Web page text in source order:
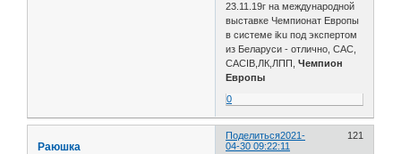
23.11.19г на международной
выставке Чемпионат Европы
в системе iku под экспертом
из Беларуси - отлично, САС,
CACIB,ЛК,ЛПП,Чемпион
Европы
0
Поделиться 121
2021-
04-30 09:22:11
Раюшка